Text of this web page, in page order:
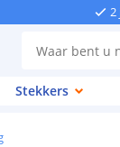
2
Stekkers